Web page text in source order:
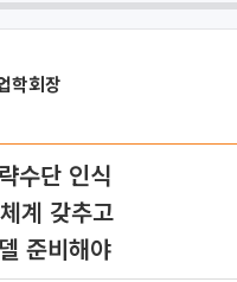
학회장
수단 인식
계 갖추고
준비해야